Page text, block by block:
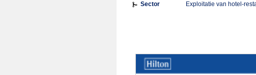
Sector
Exploitatie van hotel-